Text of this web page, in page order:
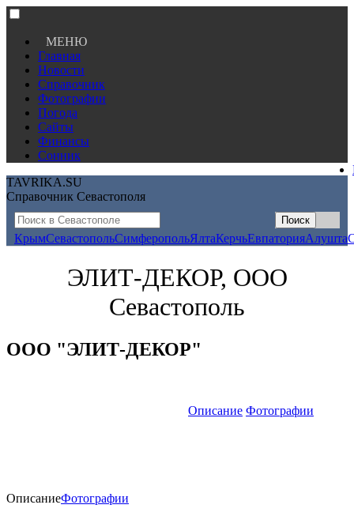
МЕНЮ
Главная
Новости
Справочник
Фотографии
Погода
Сайты
Финансы
Сонник
TAVRIKA.SU
Справочник Севастополя
КрымСевастопольСимферопольЯлтаКерчьЕвпаторияАлушта
ЭЛИТ-ДЕКОР, ООО
Севастополь
ООО "ЭЛИТ-ДЕКОР"
Описание Фотографии
ОписаниеФотографии